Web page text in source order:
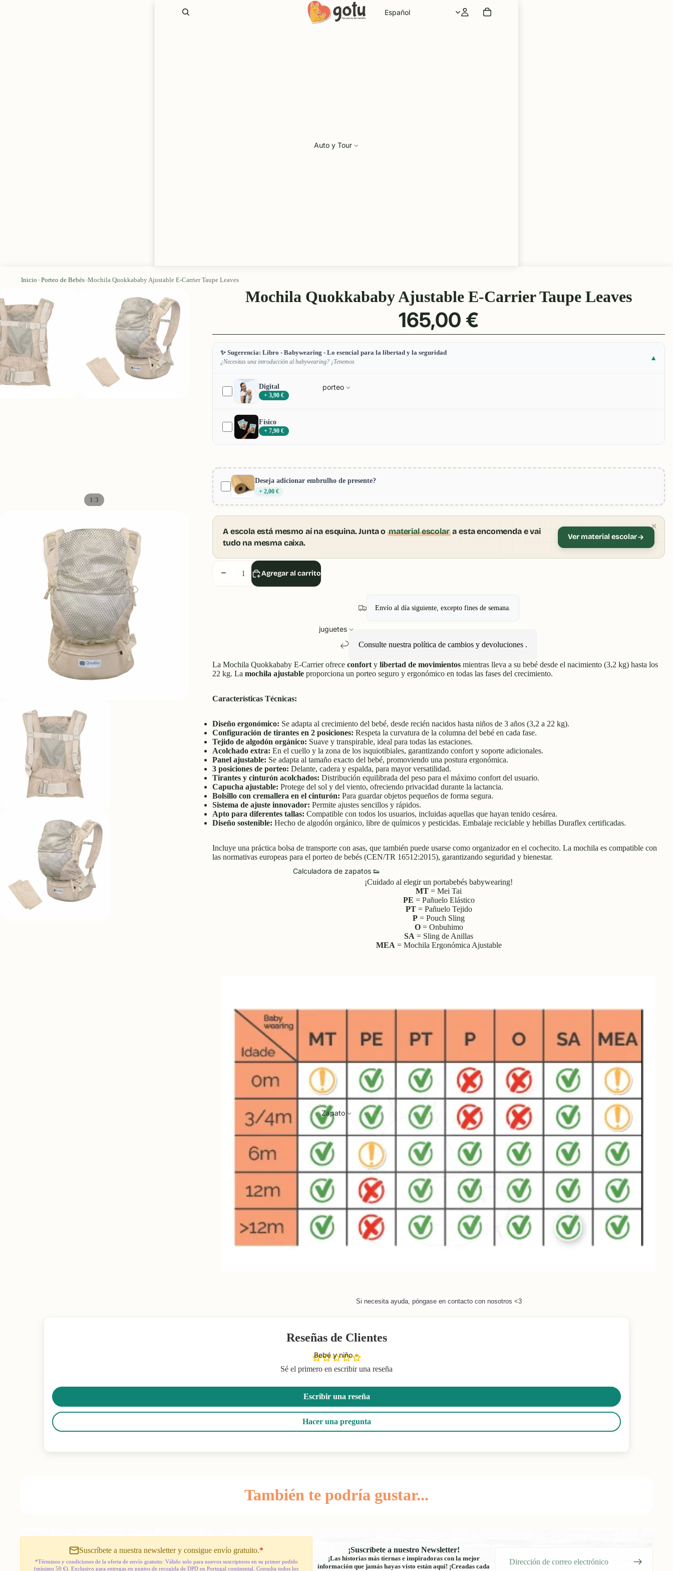
Idioma
Auto y Tour
porteo
juguetes
Calculadora de zapatos 👟
Zapato
Bebé y niño
Inicio ›Porteo de Bebés ›Mochila Quokkababy Ajustable E-Carrier Taupe Leaves
1 /3
Mochila Quokkababy Ajustable E-Carrier Taupe Leaves
165,00 €
✨ Sugerencia: Libro - Babywearing - Lo esencial para la libertad y la seguridad
¿Necesitas una introducción al babywearing? ¡Tenemos ▼
Digital
+ 3,90 €
Físico
+ 7,90 €
Deseja adicionar embrulho de presente?
+ 2,00 €
Disminuir
Aumentar
A escola está mesmo aí na esquina. Junta omaterial escolara esta encomenda e vai
tudo na mesma caixa.
Ver material escolar
Agregar al carrito
Envío al día siguiente, excepto fines de semana.
Consulte nuestra política de cambios y devoluciones.
La Mochila Quokkababy E-Carrier ofrece confort y libertad de movimientos mientras lleva a su bebé desde el nacimiento (3,2 kg) hasta los
22 kg. La mochila ajustable proporciona un porteo seguro y ergonómico en todas las fases del crecimiento.
Características Técnicas:
Diseño ergonómico: Se adapta al crecimiento del bebé, desde recién nacidos hasta niños de 3 años (3,2 a 22 kg).
Configuración de tirantes en 2 posiciones: Respeta la curvatura de la columna del bebé en cada fase.
Tejido de algodón orgánico: Suave y transpirable, ideal para todas las estaciones.
Acolchado extra: En el cuello y la zona de los isquiotibiales, garantizando confort y soporte adicionales.
Panel ajustable: Se adapta al tamaño exacto del bebé, promoviendo una postura ergonómica.
3 posiciones de porteo: Delante, cadera y espalda, para mayor versatilidad.
Tirantes y cinturón acolchados: Distribución equilibrada del peso para el máximo confort del usuario.
Capucha ajustable: Protege del sol y del viento, ofreciendo privacidad durante la lactancia.
Bolsillo con cremallera en el cinturón: Para guardar objetos pequeños de forma segura.
Sistema de ajuste innovador: Permite ajustes sencillos y rápidos.
Apto para diferentes tallas: Compatible con todos los usuarios, incluidas aquellas que hayan tenido cesárea.
Diseño sostenible: Hecho de algodón orgánico, libre de químicos y pesticidas. Embalaje reciclable y hebillas Duraflex certificadas.
Incluye una práctica bolsa de transporte con asas, que también puede usarse como organizador en el cochecito. La mochila es compatible con
las normativas europeas para el porteo de bebés (CEN/TR 16512:2015), garantizando seguridad y bienestar.
¡Cuidado al elegir un portabebés babywearing!
MT = Mei Tai
PE = Pañuelo Elástico
PT= Pañuelo Tejido
P = Pouch Sling
O= Onbuhimo
SA = Sling de Anillas
MEA = Mochila Ergonómica Ajustable
Si necesita ayuda, póngase en contacto con nosotros <3
Reseñas de Clientes
Sé el primero en escribir una reseña
Escribir una reseña
Hacer una pregunta
También te podría gustar...
Suscríbete a nuestra newsletter y consigue envío gratuito.*
*Términos y condiciones de la oferta de envío gratuito: Válido solo para nuevos suscriptores en su primer pedido
(mínimo 50 €). Exclusivo para entregas en puntos de recogida de DPD en Portugal continental. Consulta todos los
¡Suscríbete a nuestro Newsletter!
¡Las historias más tiernas e inspiradoras con la mejor
información que jamás hayas visto están aquí! ¡Creadas cada
electrónico